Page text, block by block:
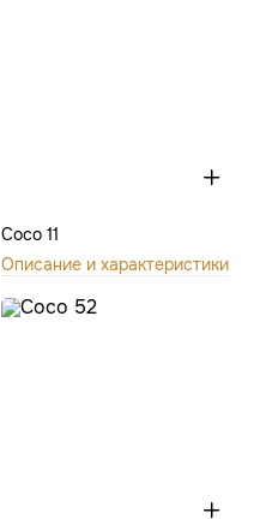
Coco 11
Описание и характеристики